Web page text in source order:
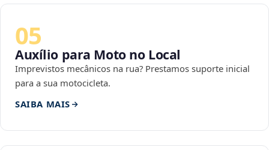
05
Auxílio para Moto no Local
Imprevistos mecânicos na rua? Prestamos suporte inicial
para a sua motocicleta.
SAIBA MAIS